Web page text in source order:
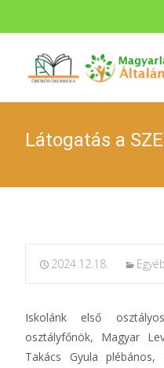
Látogatás a
2024.12.18.
Iskolánk első
osztályfőnök, Magyar
Takács Gyula